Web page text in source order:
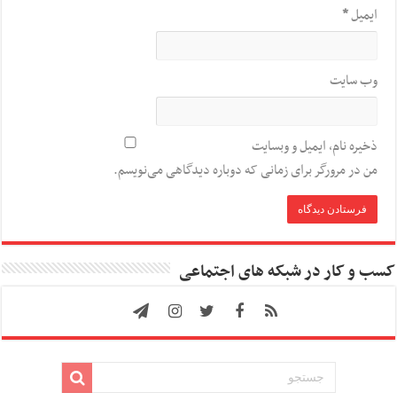
ایمیل*
وب‌ سایت
ذخیره نام، ایمیل و وبسایت
من در مرورگر برای زمانی که دوباره دیدگاهی می‌نویسم.
کسب و کار در شبکه های اجتماعی